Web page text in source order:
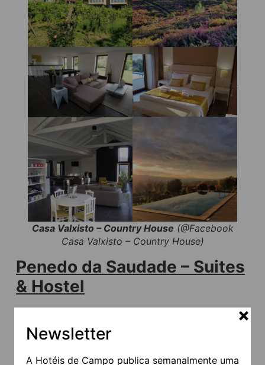
Newsletter
A Hotéis de Campo publica semanalmente uma
Casa Valxisto – Country House (@Facebook
Casa Valxisto – Country House)
Penedo da Saudade – Suites
& Hostel
Localizado na zona nobre do Jardim do Penedo da
Património da UNESCO e a poucos minutos do
Jardim botânico,Penedo da Saudade – Suites &
é muito mais do que um espaço de